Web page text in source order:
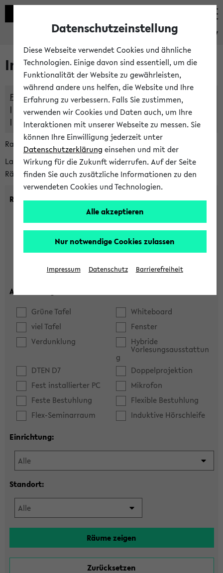
eKVV
Im eKVV verwaltete Räume
Freie Räume und Veranstaltungsüberschneidungen
Raumüberschneidungen
Hinweise der zentralen Raumvergabe
Raumanfragen:
raumvergabe@uni-bielefeld.de
Lassen Sie sich alle Räume anzeigen oder suchen Sie nach
Räumen mit bestimmten Eigenschaften:
Raumkriterien:
max. Plätze:
Ausstattung:
Grüne Tafel
Whiteboard
viel Tafel
Fenster
Verdunklung
Hybride
Vorlesungsausstattun
g
DTEN D7
Doppelprojektion
Fest installierter PC
Mikrofon
Feste Bestuhlung
Flexible Bestuhlung
Flex-Seminarraum
Induktive Hörschleife
Einrichtung:
Standort:
Datenschutzeinstellung
Diese Webseite verwendet Cookies und ähnliche
Technologien. Einige davon sind essentiell, um die
Funktionalität der Website zu gewährleisten,
während andere uns helfen, die Website und Ihre
Erfahrung zu verbessern. Falls Sie zustimmen,
verwenden wir Cookies und Daten auch, um Ihre
Interaktionen mit unserer Webseite zu messen. Sie
können Ihre Einwilligung jederzeit unter
Datenschutzerklärung einsehen und mit der
Wirkung für die Zukunft widerrufen. Auf der Seite
finden Sie auch zusätzliche Informationen zu den
verwendeten Cookies und Technologien.
Alle akzeptieren
Nur notwendige Cookies zulassen
Impressum Datenschutz Barrierefreiheit